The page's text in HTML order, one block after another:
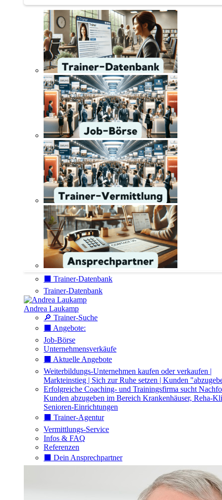
⬛️ Trainer-Datenbank
Trainer-Datenbank
Andrea Laukamp
🔎 Trainer-Suche
⬛️ Angebote:
Job-Börse
Unternehmensverkäufe
⬛️ Aktuelle Angebote
Weiterbildungs-Unternehmen kaufen oder verkaufen |
Markteinstieg | Sich zur Ruhe setzen | Kunden
Erfolgreiche Coaching- und Trainingsfirma sucht
Kunden abzugeben im Bereich Krankenhäuser, Reha-
Senioren-Einrichtungen
⬛️ Trainer-Agentur
Vermittlungs-Service
Infos & FAQ
Referenzen
⬛️ Dein Ansprechpartner